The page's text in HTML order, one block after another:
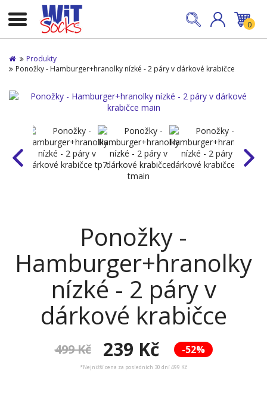
0
Produkty
Ponožky - Hamburger+hranolky nízké - 2 páry v dárkové krabičce
Ponožky -
Hamburger+hranolky
nízké - 2 páry v
dárkové krabičce
-52%
499 Kč 239 Kč
*Nejnižší cena za posledních 30 dní 499 Kč